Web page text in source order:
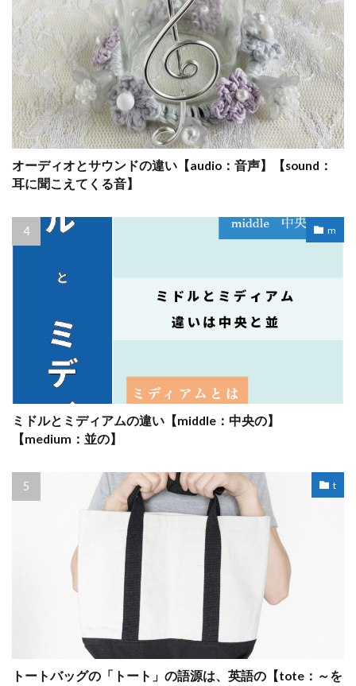
オーディオとサウンドの違い【audio：音声】【sound：
耳に聞こえてくる音】
m
ミドルとミディアムの違い【middle：中央の】
【medium：並の】
t
トートバッグの「トート」の語源は、英語の【tote：～を